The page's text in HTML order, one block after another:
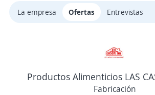
La empresa Ofertas Entrevistas
Productos Alimenticios LAS
Fabricación